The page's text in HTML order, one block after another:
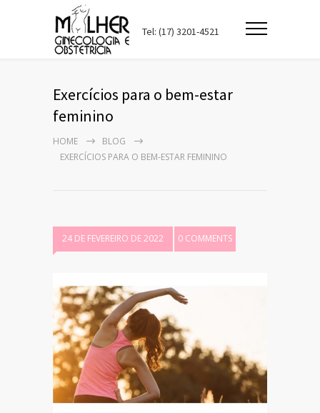
Tel: (17) 3201-4521
Exercícios para o bem-estar
feminino
HOME
BLOG
EXERCÍCIOS PARA O BEM-ESTAR FEMININO
24 DE FEVEREIRO DE 2022 0 COMMENTS